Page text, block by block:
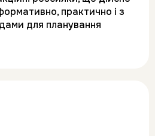
практично і з
для планування